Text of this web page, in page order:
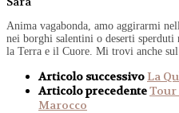
Anima vagabonda, amo aggirarmi
nei borghi salentini o deserti sperduti
la Terra e il Cuore. Mi trovi anche
Articolo successivoLa
Articolo precedenteTour
Marocco